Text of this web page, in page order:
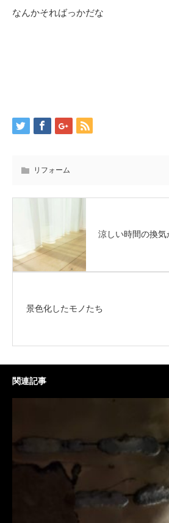
なんかそればっかだな
リフォーム
涼しい時間の換気
景色化したモノたち
関連記事